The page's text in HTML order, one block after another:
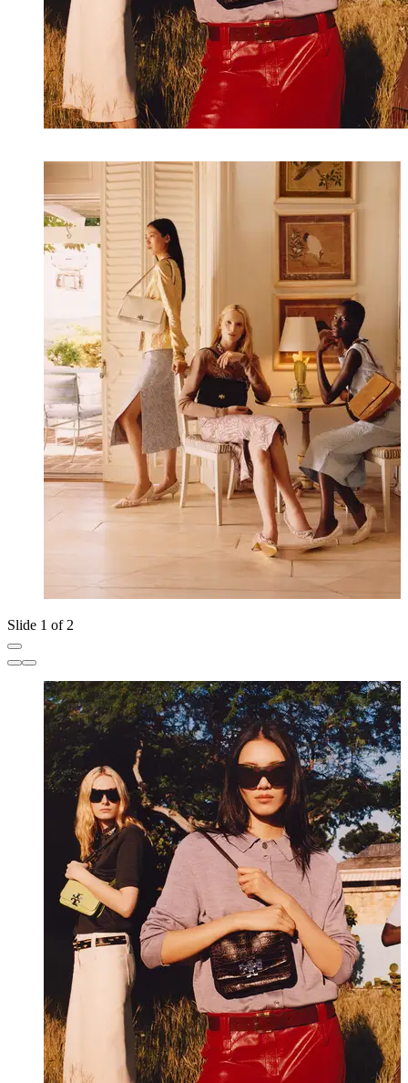
Slide 1 of 2